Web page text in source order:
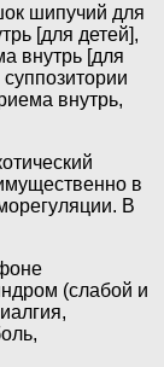
шипучий для
[для детей],
внутрь [для
внутрь,
в
В
(слабой и